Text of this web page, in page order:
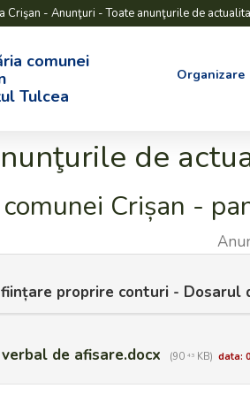
Crişan - Anunţuri -Toate anunţurile de
comunei
Tulcea
Organizare
de
Crișan -